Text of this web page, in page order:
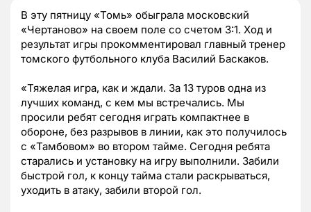
В эту пятницу «Томь» обыграла московский
«Чертаново» на своем поле со счетом 3:1. Ход и
результат игры прокомментировал главный тренер
томского футбольного клуба Василий Баскаков.
«Тяжелая игра, как и ждали. За 13 туров одна из
лучших команд, с кем мы встречались. Мы
просили ребят сегодня играть компактнее в
обороне, без разрывов в линии, как это получилось
с «Тамбовом» во втором тайме. Сегодня ребята
старались и установку на игру выполнили. Забили
быстрой гол, к концу тайма стали раскрываться,
уходить в атаку, забили второй гол.